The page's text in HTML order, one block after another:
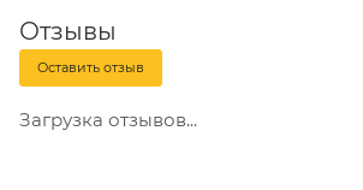
Отзывы
Оставить отзыв
Загрузка отзывов...